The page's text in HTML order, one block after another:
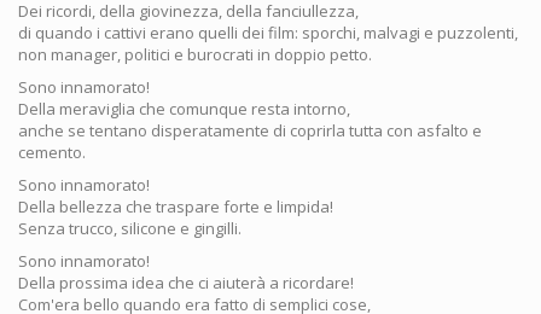
Dei ricordi, della giovinezza, della fanciullezza,
di quando i cattivi erano quelli dei film: sporchi, malvagi e puzzolenti,
non manager, politici e burocrati in doppio petto.
Sono innamorato!
Della meraviglia che comunque resta intorno,
anche se tentano disperatamente di coprirla tutta con asfalto e
cemento.
Sono innamorato!
Della bellezza che traspare forte e limpida!
Senza trucco, silicone e gingilli.
Sono innamorato!
Della prossima idea che ci aiuterà a ricordare!
Com'era bello quando era fatto di semplici cose,